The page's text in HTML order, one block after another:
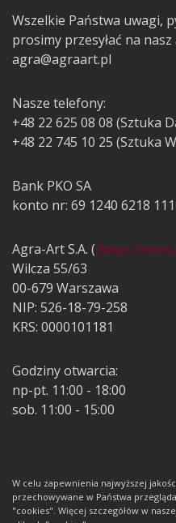
Wszelkie Państwa uwagi,
prosimy przesyłać na
agra@agraart.pl
Nasze telefony:
+48 22 625 08 08 (Sztuka
+48 22 745 10 25 (Sztuka
Bank PKO SA
konto nr: 69 1240 6218
Agra-Art S.A. ( https://
Wilcza 55/63
00-679 Warszawa
NIP: 526-18-79-258
KRS: 0000101181
Godziny otwarcia:
np-pt. 11:00 - 18:00
sob. 11:00 - 15:00
W celu zapewnienia najwyższej
przechowywane w Państwa
"cookies". Więcej szczegółów w